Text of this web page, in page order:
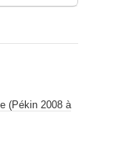
(Pékin 2008 à